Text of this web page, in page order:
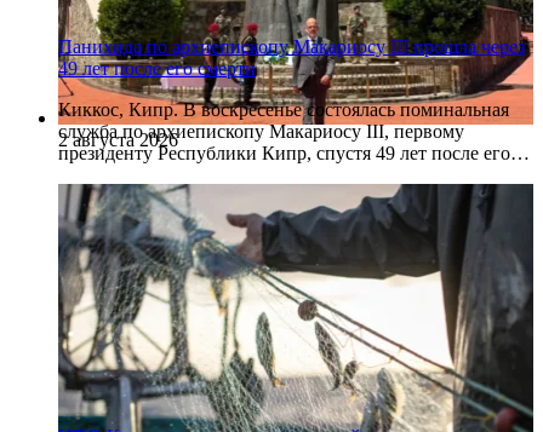
2 августа 2026
Панихида по архиепископу Макариосу III прошла через
49 лет после его смерти
Киккос, Кипр. В воскресенье состоялась поминальная
служба по архиепископу Макариосу III, первому
президенту Республики Кипр, спустя 49 лет после его…